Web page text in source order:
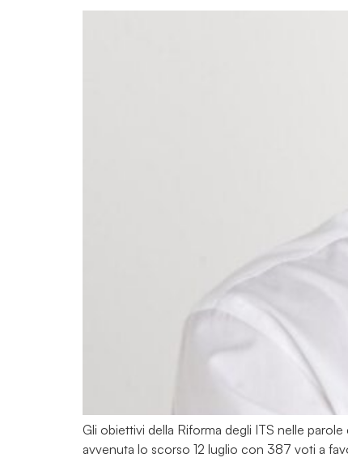
Gli obiettivi della Riforma degli ITS nelle
avvenuta lo scorso 12 luglio con 387 voti a